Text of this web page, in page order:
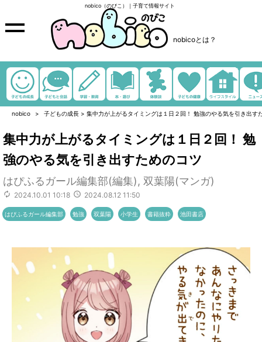
nobico（のびこ）｜子育て情報サイト
nobicoとは？
nobico 子どもの成長 > 集中力が上がるタイミングは１日２回！ 勉強のやる気を引き出す
集中力が上がるタイミングは１日２回！ 勉
強のやる気を引き出すためのコツ
はぴふるガール編集部(編集), 双葉陽(マンガ)
2024.10.01 10:18 2024.08.12 11:50
はぴふるガール編集部 勉強 双葉陽 小学生 書籍抜粋 池田書店